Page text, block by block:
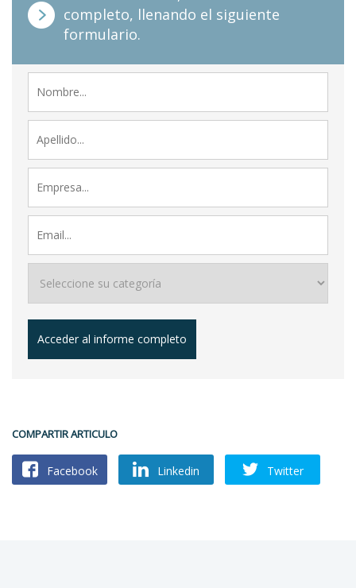
completo, llenando el siguiente
formulario.
Acceder al informe completo
COMPARTIR ARTICULO
Facebook Linkedin Twitter